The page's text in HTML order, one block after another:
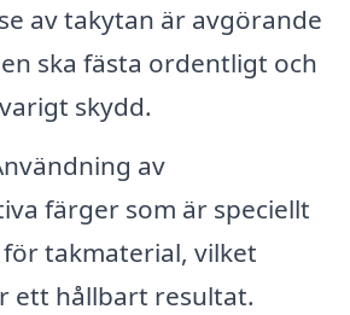
av takytan är avgörande
ska fästa ordentligt och
skydd.
av
färger som är speciellt
takmaterial, vilket
ett hållbart resultat.